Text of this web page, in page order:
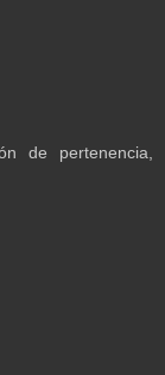
de pertenencia,